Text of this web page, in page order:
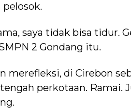
saya tidak bisa tidur.
2 Gondang itu.
merefleksi, di Cirebon
perkotaan. Ramai.